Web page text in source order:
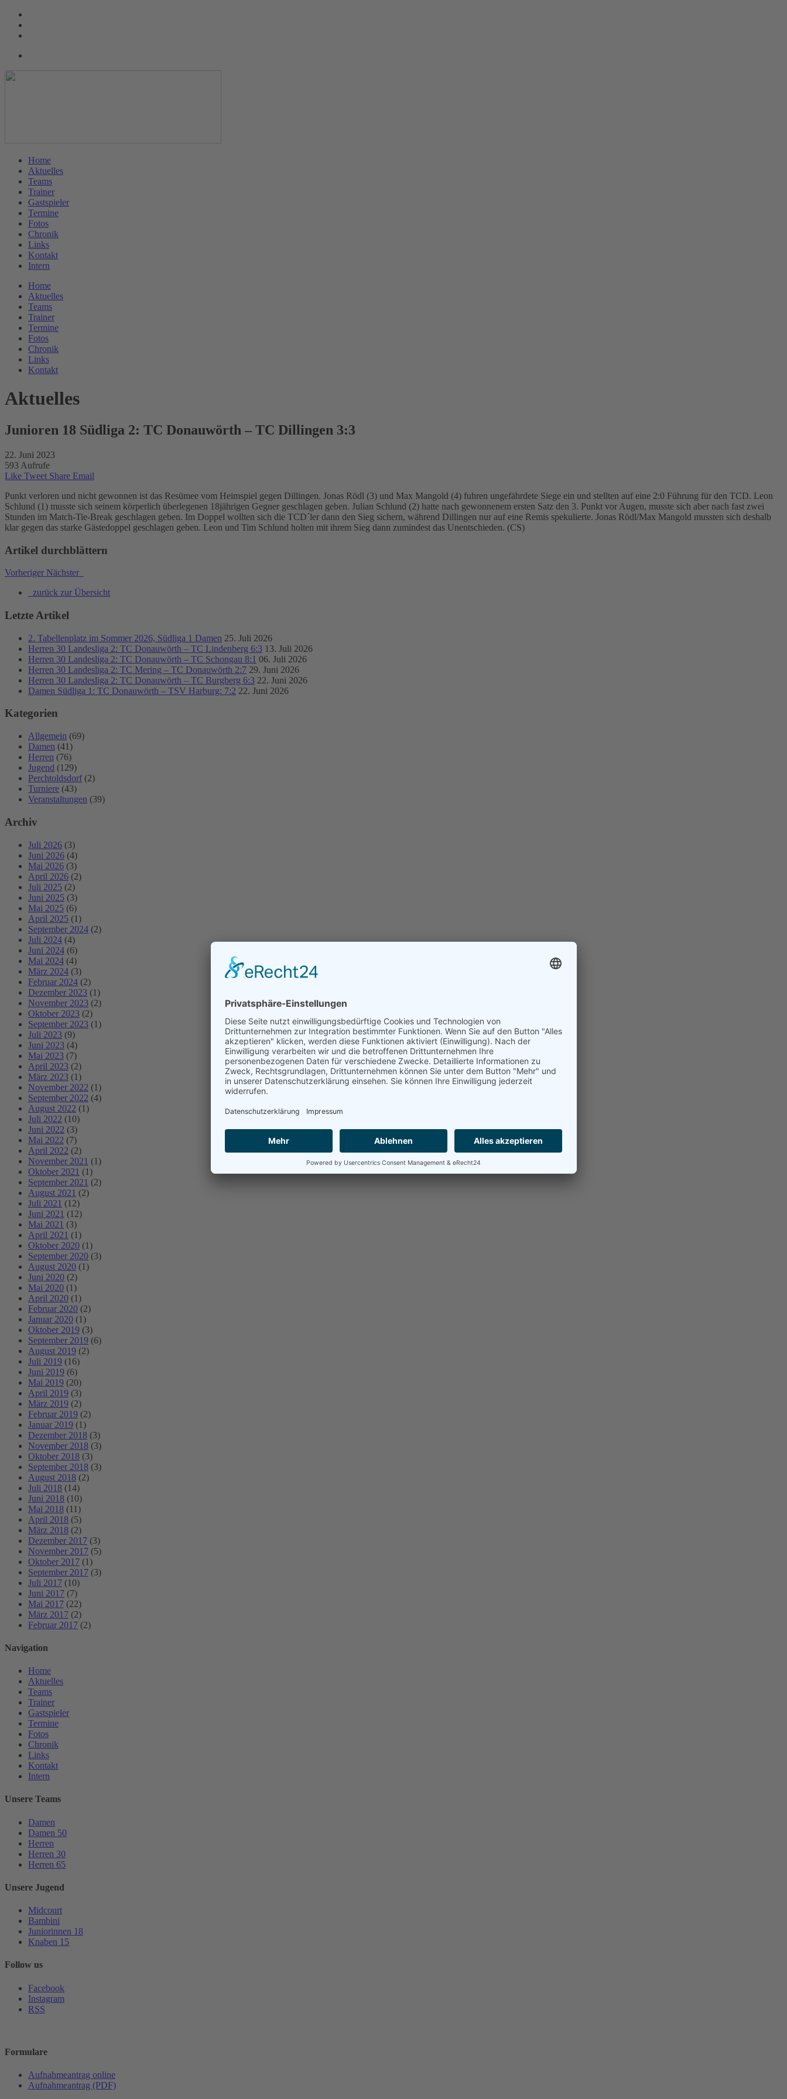
Home
Aktuelles
Teams
Trainer
Gastspieler
Termine
Fotos
Chronik
Links
Kontakt
Intern
Home
Aktuelles
Teams
Trainer
Termine
Fotos
Chronik
Links
Kontakt
Aktuelles
Junioren 18 Südliga 2: TC Donauwörth – TC Dillingen 3:3
22. Juni 2023
593 Aufrufe
Like Tweet Share Email
Punkt verloren und nicht gewonnen ist das Resümee vom Heimspiel gegen Dillingen. Jonas Rödl (3) und Max Mangold (4) fuhren ungefährdete Siege ein und stellten auf eine 2:0 Führung für den TCD. Leon
Schlund (1) musste sich seinem körperlich überlegenen 18jährigen Gegner geschlagen geben. Julian Schlund (2) hatte nach gewonnenem ersten Satz den 3. Punkt vor Augen, musste sich aber nach fast zwei
Stunden im Match-Tie-Break geschlagen geben. Im Doppel wollten sich die TCD´ler dann den Sieg sichern, während Dillingen nur auf eine Remis spekulierte. Jonas Rödl/Max Mangold mussten sich deshalb
klar gegen das starke Gästedoppel geschlagen geben. Leon und Tim Schlund holten mit ihrem Sieg dann zumindest das Unentschieden. (CS)
Artikel durchblättern
Vorheriger Nächster
zurück zur Übersicht
Letzte Artikel
2. Tabellenplatz im Sommer 2026, Südliga 1 Damen 25. Juli 2026
Herren 30 Landesliga 2: TC Donauwörth – TC Lindenberg 6:3 13. Juli 2026
Herren 30 Landesliga 2: TC Donauwörth – TC Schongau 8:1 06. Juli 2026
Herren 30 Landesliga 2: TC Mering – TC Donauwörth 2:7 29. Juni 2026
Herren 30 Landesliga 2: TC Donauwörth – TC Burgberg 6:3 22. Juni 2026
Damen Südliga 1: TC Donauwörth – TSV Harburg: 7:2 22. Juni 2026
Kategorien
Allgemein (69)
Damen (41)
Herren (76)
Jugend (129)
Perchtoldsdorf (2)
Turniere (43)
Veranstaltungen (39)
Archiv
Juli 2026 (3)
Juni 2026 (4)
Mai 2026 (3)
April 2026 (2)
Juli 2025 (2)
Juni 2025 (3)
Mai 2025 (6)
April 2025 (1)
September 2024 (2)
Juli 2024 (4)
Juni 2024 (6)
Mai 2024 (4)
März 2024 (3)
Februar 2024 (2)
Dezember 2023 (1)
November 2023 (2)
Oktober 2023 (2)
September 2023 (1)
Juli 2023 (9)
Juni 2023 (4)
Mai 2023 (7)
April 2023 (2)
März 2023 (1)
November 2022 (1)
September 2022 (4)
August 2022 (1)
Juli 2022 (10)
Juni 2022 (3)
Mai 2022 (7)
April 2022 (2)
November 2021 (1)
Oktober 2021 (1)
September 2021 (2)
August 2021 (2)
Juli 2021 (12)
Juni 2021 (12)
Mai 2021 (3)
April 2021 (1)
Oktober 2020 (1)
September 2020 (3)
August 2020 (1)
Juni 2020 (2)
Mai 2020 (1)
April 2020 (1)
Februar 2020 (2)
Januar 2020 (1)
Oktober 2019 (3)
September 2019 (6)
August 2019 (2)
Juli 2019 (16)
Juni 2019 (6)
Mai 2019 (20)
April 2019 (3)
März 2019 (2)
Februar 2019 (2)
Januar 2019 (1)
Dezember 2018 (3)
November 2018 (3)
Oktober 2018 (3)
September 2018 (3)
August 2018 (2)
Juli 2018 (14)
Juni 2018 (10)
Mai 2018 (11)
April 2018 (5)
März 2018 (2)
Dezember 2017 (3)
November 2017 (5)
Oktober 2017 (1)
September 2017 (3)
Juli 2017 (10)
Juni 2017 (7)
Mai 2017 (22)
März 2017 (2)
Februar 2017 (2)
Navigation
Home
Aktuelles
Teams
Trainer
Gastspieler
Termine
Fotos
Chronik
Links
Kontakt
Intern
Unsere Teams
Damen
Damen 50
Herren
Herren 30
Herren 65
Unsere Jugend
Midcourt
Bambini
Juniorinnen 18
Knaben 15
Follow us
Facebook
Instagram
RSS
Formulare
Aufnahmeantrag online
Aufnahmeantrag (PDF)